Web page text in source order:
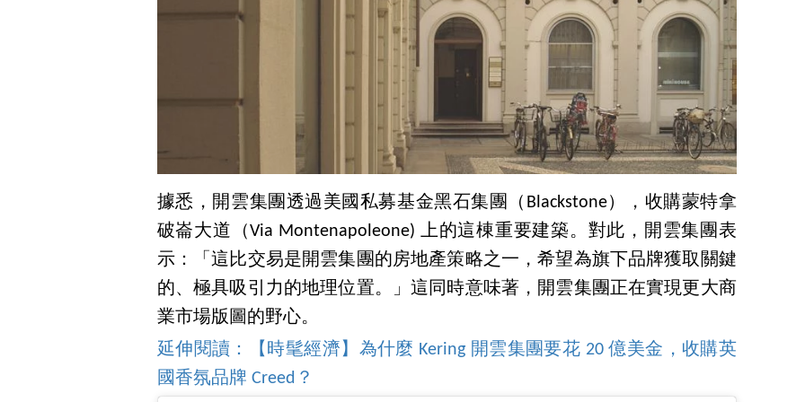
據悉，開雲集團透過美國私募基金黑石集團（Blackstone），收購蒙特拿
破崙大道（Via Montenapoleone) 上的這棟重要建築。對此，開雲集團表
示：「這比交易是開雲集團的房地產策略之一，希望為旗下品牌獲取關鍵
的、極具吸引力的地理位置。」這同時意味著，開雲集團正在實現更大商
業市場版圖的野心。
延伸閱讀：【時髦經濟】為什麼 Kering 開雲集團要花 20 億美金，收購英
國香氛品牌 Creed？